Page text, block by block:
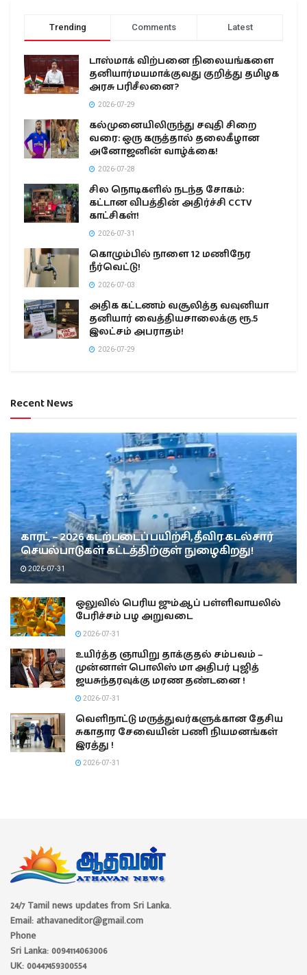
Trending Comments Latest
டாஸ்மாக் விற்பனை நிலையங்களை
தனியார்மயமாக்குவது குறித்து தமிழக
அரசு பரிசீலனை?
2026-07-29
கல்முனையிலிருந்து சவுதி சிறை
வரை: ஒரு கருத்தால் தலைகீழான
அனோஜனின் வாழ்க்கை!
2026-07-28
சில நொடிகளில் நடந்த சோகம்:
கட்டான விபத்தின் அதிர்ச்சி CCTV
காட்சிகள்!
2026-07-31
கொழும்பில் நாளை 12 மணிநேர
நீர்வெட்டு!
2026-07-03
அதிக கட்டணம் வசூலித்த வவுனியா
தனியார் வைத்தியசாலைக்கு ரூ.5
இலட்சம் அபராதம்!
2026-07-29
Recent News
காரட் – 2026 கடற்படைப் பயிற்சி, தீவிர கடல்சார்
செயல்பாடுகள் கட்டத்திற்குள் நுழைகிறது!
2026-07-31
ஒலுவில் பெரிய ஜும்ஆப் பள்ளிவாயலில்
பேரிச்சம் பழ அறுவடை
2026-07-31
உயிர்த்த ஞாயிறு தாக்குதல் சம்பவம் –
முன்னாள் பொலிஸ் மா அதிபர் புஜித்
ஜயசுந்தரவுக்கு மரண தண்டனை !
2026-07-31
வெளிநாட்டு மருத்துவர்களுக்கான தேசிய
சுகாதார சேவையின் பணி நியமனங்கள்
இரத்து !
2026-07-31
24/7 Tamil news updates from Sri Lanka.
Email: athavaneditor@gmail.com
Phone
Sri Lanka: 0094114063006
UK: 00447459300554